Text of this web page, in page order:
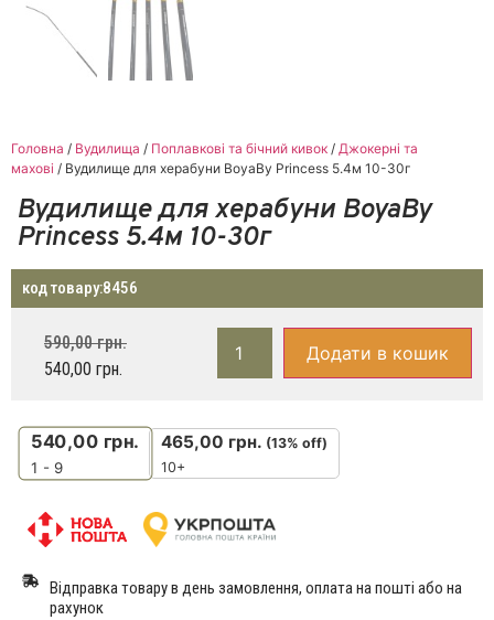
Головна / Вудилища / Поплавкові та бічний кивок / Джокерні та
махові / Вудилище для херабуни BoyaBy Princess 5.4м 10-30г
Вудилище для херабуни BoyaBy
Princess 5.4м 10-30г
код товару:8456
590,00грн.
540,00 грн.
Додати в кошик
540,00 грн.
1 - 9
465,00 грн. (13% off)
10+
Відправка товару в день замовлення, оплата на пошті або на
рахунок